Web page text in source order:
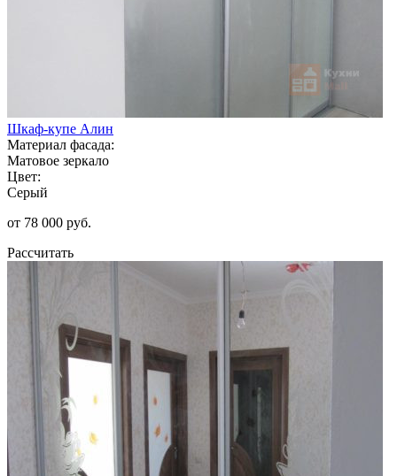
Шкаф-купе Алин
Материал фасада:
Матовое зеркало
Цвет:
Серый
от 78 000 руб.
Рассчитать